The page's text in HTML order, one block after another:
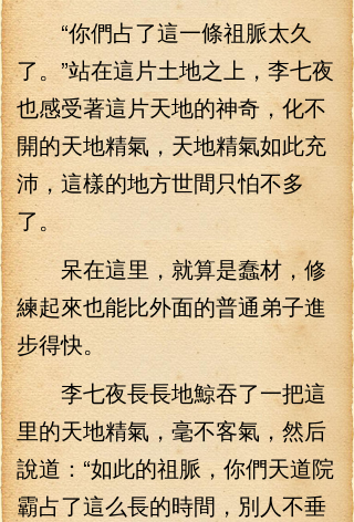
“你們占了這一條祖脈太久
了。”站在這片土地之上，李七夜
也感受著這片天地的神奇，化不
開的天地精氣，天地精氣如此充
沛，這樣的地方世間只怕不多
了。
呆在這里，就算是蠢材，修
練起來也能比外面的普通弟子進
步得快。
李七夜長長地鯨吞了一把這
里的天地精氣，毫不客氣，然后
說道：“如此的祖脈，你們天道院
霸占了這么長的時間，別人不垂